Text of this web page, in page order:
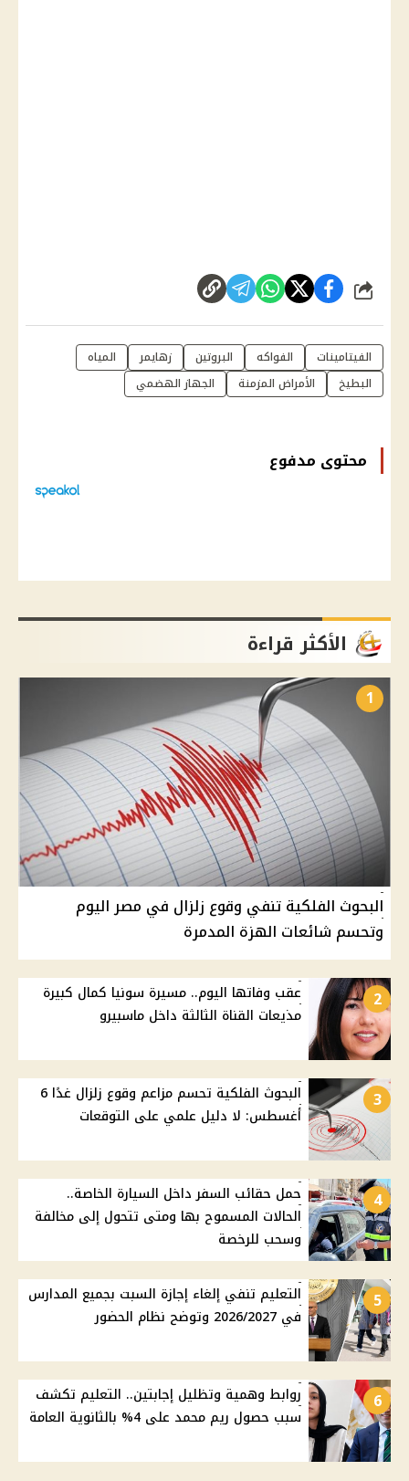
شارك
الفيتامينات الفواكه البروتين زهايمر
المياه
البطيخ
الأمراض المزمنة الجهاز الهضمي
محتوى مدفوع
الأكثر قراءة
1
البحوث الفلكية تنفي وقوع زلزال في مصر اليوم
وتحسم شائعات الهزة المدمرة
2
عقب وفاتها اليوم.. مسيرة سونيا كمال كبيرة
مذيعات القناة الثالثة داخل ماسبيرو
3
البحوث الفلكية تحسم مزاعم وقوع زلزال غدًا 6
أغسطس: لا دليل علمي على التوقعات
4
حمل حقائب السفر داخل السيارة الخاصة..
الحالات المسموح بها ومتى تتحول إلى مخالفة
وسحب للرخصة
5
التعليم تنفي إلغاء إجازة السبت بجميع المدارس
في 2026/2027 وتوضح نظام الحضور
6
روابط وهمية وتظليل إجابتين.. التعليم تكشف
سبب حصول ريم محمد على 4% بالثانوية العامة